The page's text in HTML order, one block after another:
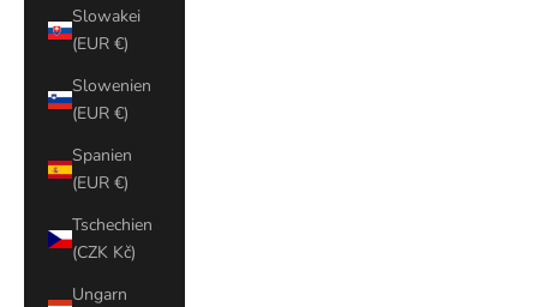
Slowakei
(EUR €)
Slowenien
(EUR €)
Spanien
(EUR €)
Tschechien
(CZK Kč)
Ungarn